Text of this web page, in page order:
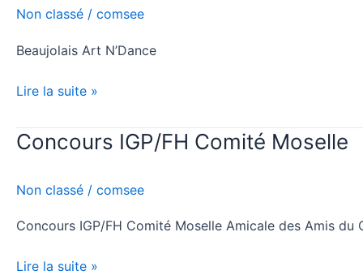
Non classé / comsee
Beaujolais Art N’Dance
Lire la suite »
Concours IGP/FH Comité Moselle
Non classé / comsee
Concours IGP/FH Comité Moselle Amicale des Amis du
Concours
Moselle
Lire la suite »